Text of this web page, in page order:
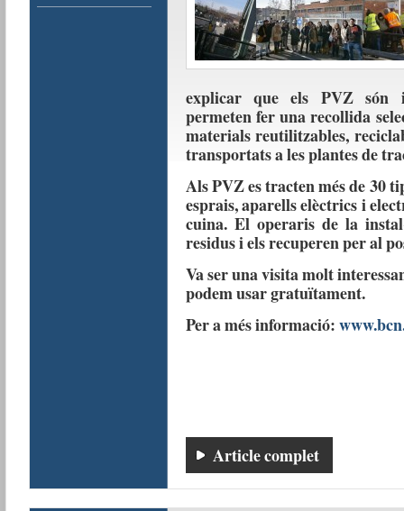
explicar que els PVZ són
permeten fer una recollida
materials reutilitzables,
transportats a les plantes de
Als PVZ es tracten més de 30
esprais, aparells elèctrics i
cuina. El operaris de la
residus i els recuperen per al
Va ser una visita molt
podem usar gratuïtament.
Per a més informació:
Article complet